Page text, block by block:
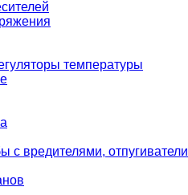
температуры
с вредителями, отпугиватели